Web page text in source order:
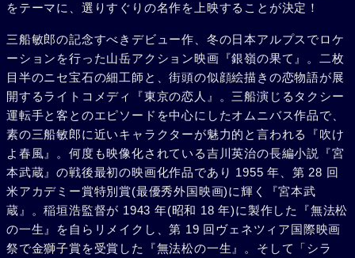
をテーマに、選りすぐりの名作を上映することが決定！
三船敏郎の記念すべきデビュー作、冬の日本アルプスでロケ
ーションを行った山岳アクション映画『銀嶺の果て』。二枚
目半のニセ宝石の細工師と、街頭の似顔絵描きの恋物語が展
開するライトコメディ『東京の恋人』。三船演じるタクシー
運転手と客とのエピソードを中心にしたオムニバス作品で、
素の三船敏郎に近いキャラクターが魅力的と言われる『吹け
よ春風』。何度も映像化されている吉川英治の長編小説『宮
本武蔵』の戦後最初の映画化作品であり 1955 年、第 28 回
米アカデミー賞特別賞(最優秀外国映画)に輝く『宮本武
蔵』。稲垣浩監督が 1943 年(昭和 18 年)に製作した『無法松
の一生』を自らリメイクし、第 19 回ヴェネツィア国際映画
祭で金獅子賞を受賞した『無法松の一生』。そして「シラ